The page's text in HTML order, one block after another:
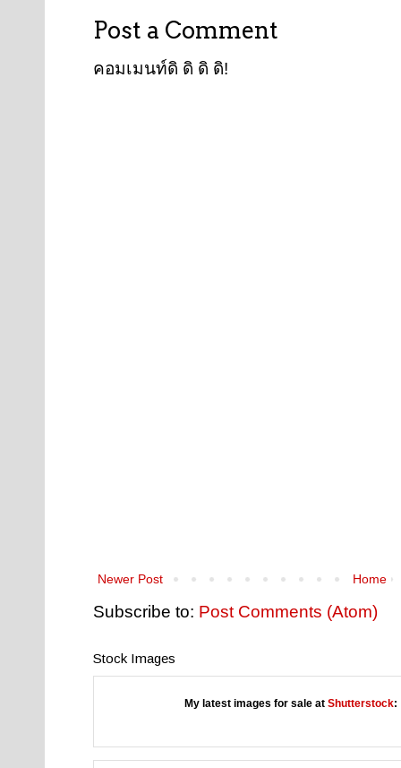
Post a Comment
คอมเมนท์ดิ ดิ ดิ ดิ!
Newer Post Home
Subscribe to: Post Comments (Atom)
Stock Images
My latest images for sale at Shutterstock: